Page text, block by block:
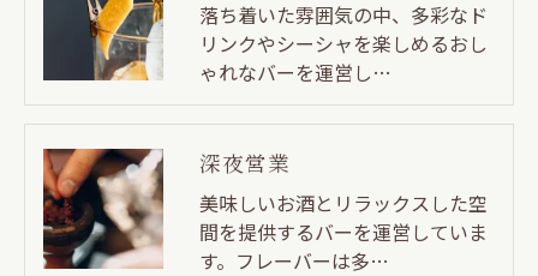
落ち着いた雰囲気の中、多彩なド
リンクやシーシャを楽しめるおし
ゃれなバーを運営し…
深夜営業
美味しいお酒とリラックスした空
間を提供するバーを運営していま
す。フレーバーは多…